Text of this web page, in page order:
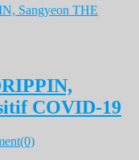
COVID-19